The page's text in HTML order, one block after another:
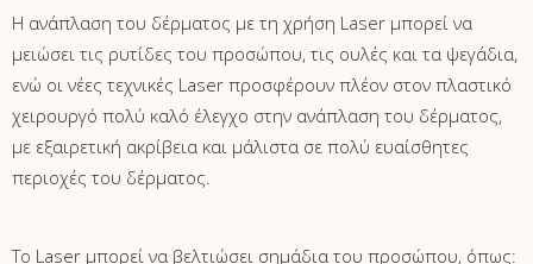
Η ανάπλαση του δέρματος με τη χρήση Laser μπορεί να
μειώσει τις ρυτίδες του προσώπου, τις ουλές και τα ψεγάδια,
ενώ οι νέες τεχνικές Laser προσφέρουν πλέον στον πλαστικό
χειρουργό πολύ καλό έλεγχο στην ανάπλαση του δέρματος,
με εξαιρετική ακρίβεια και μάλιστα σε πολύ ευαίσθητες
περιοχές του δέρματος.
Το Laser μπορεί να βελτιώσει σημάδια του προσώπου, όπως: